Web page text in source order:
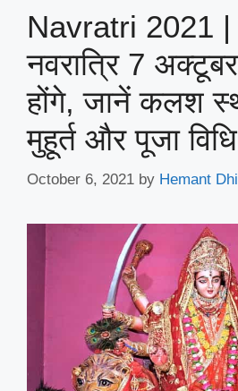
Navratri 2021 |
नवरात्रि 7
होंगे, जानें कलश
मुहूर्त और पूजा विधि
October 6, 2021 by Hemant